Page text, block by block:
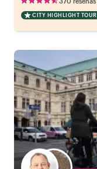
CITY HIGHLIGHT TOUR